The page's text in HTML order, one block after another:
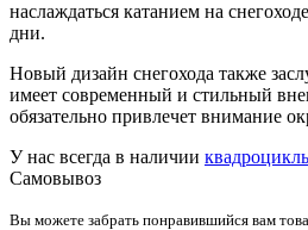
наслаждаться катанием на
дни.
Новый дизайн снегохода также
имеет современный и стильный
обязательно привлечет внимание
У нас всегда в наличии
Самовывоз
Вы можете забрать понравившийся вам